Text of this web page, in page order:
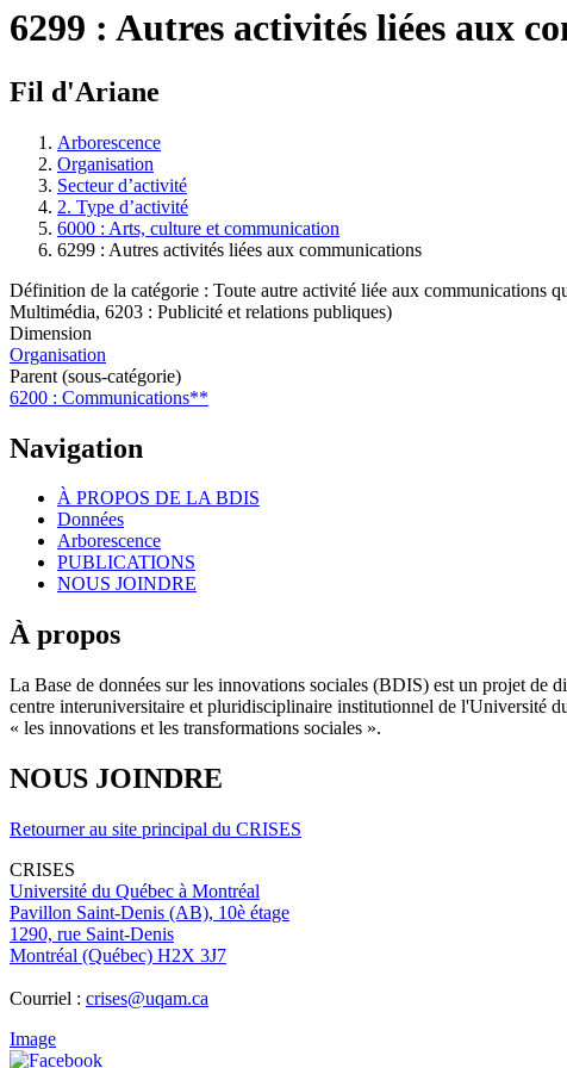
6299 : Autres activités liées aux
Fil d'Ariane
Arborescence
Organisation
Secteur d’activité
2. Type d’activité
6000 : Arts, culture et communication
6299 : Autres activités liées aux communications
Définition de la catégorie : Toute autre activité liée aux communications
Multimédia, 6203 : Publicité et relations publiques)
Dimension
Organisation
Parent (sous-catégorie)
6200 : Communications**
Navigation
À PROPOS DE LA BDIS
Données
Arborescence
PUBLICATIONS
NOUS JOINDRE
À propos
La Base de données sur les innovations sociales (BDIS) est un projet de
centre interuniversitaire et pluridisciplinaire institutionnel de l'Université
« les innovations et les transformations sociales ».
NOUS JOINDRE
Retourner au site principal du CRISES
CRISES
Université du Québec à Montréal
Pavillon Saint-Denis (AB), 10è étage
1290, rue Saint-Denis
Montréal (Québec) H2X 3J7
Courriel : crises@uqam.ca
Image